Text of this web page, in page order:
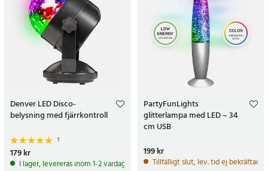
Denver LED Disco-
belysning med fjärrkontroll
1
Pris:179 kr
179 kr
I lager, levereras inom 1-2 vardagar
PartyFunLights
glitterlampa med LED – 34
cm USB
Pris:199 kr
199 kr
Tillfälligt slut, lev. tid ej bekräftad.